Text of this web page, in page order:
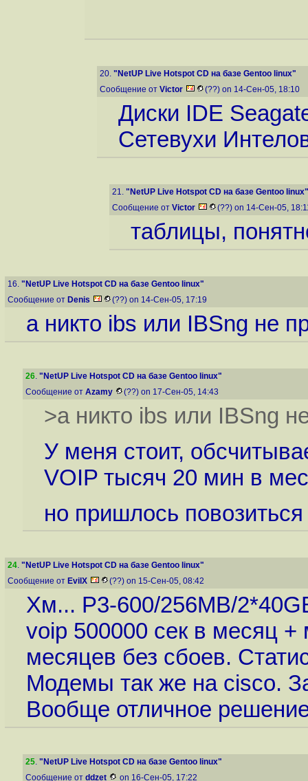
20. "NetUP Live Hotspot CD на базе Gentoo linux"
Сообщение от Victor (??) on 14-Сен-05, 18:10
Диски IDE
Сетевухи
21. "NetUP Live Hotspot CD на базе Gentoo linux"
Сообщение от Victor (??) on 14-Сен-05,
таблицы,
16. "NetUP Live Hotspot CD на базе Gentoo linux"
Сообщение от Denis (??) on 14-Сен-05, 17:19
а никто ibs или IBSng не
26. "NetUP Live Hotspot CD на базе Gentoo linux"
Сообщение от Azamy (??) on 17-Сен-05, 14:43
>а никто ibs или IBSng
У меня стоит,
VOIP тысяч 20 мин в
но пришлось
24. "NetUP Live Hotspot CD на базе Gentoo linux"
Сообщение от EvilX (??) on 15-Сен-05, 08:42
Хм... Р3-600/256MB/
voip 500000 сек в месяц
месяцев без сбоев.
Модемы так же на cisco.
Вообще отличное
25. "NetUP Live Hotspot CD на базе Gentoo linux"
Сообщение от ddzet on 16-Сен-05, 17:22